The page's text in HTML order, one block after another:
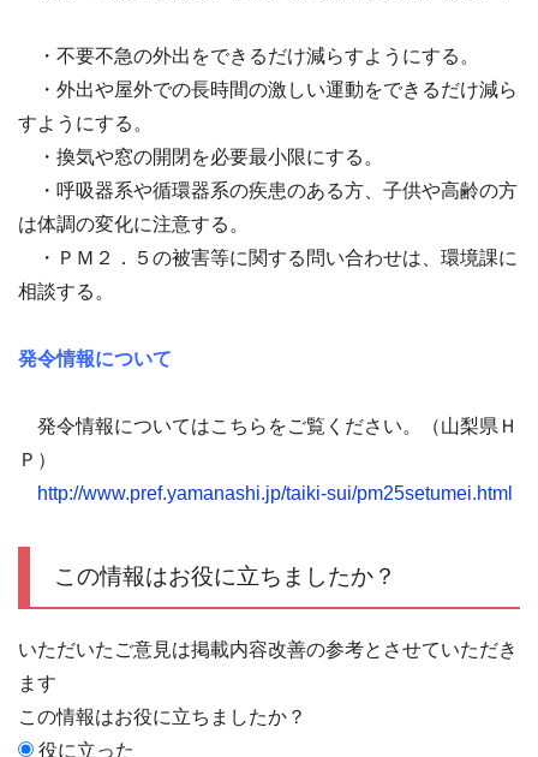
・不要不急の外出をできるだけ減らすようにする。
・外出や屋外での長時間の激しい運動をできるだけ減ら
すようにする。
・換気や窓の開閉を必要最小限にする。
・呼吸器系や循環器系の疾患のある方、子供や高齢の方
は体調の変化に注意する。
・ＰＭ２．５の被害等に関する問い合わせは、環境課に
相談する。
発令情報について
発令情報についてはこちらをご覧ください。（山梨県Ｈ
Ｐ）
http://www.pref.yamanashi.jp/taiki-sui/pm25setumei.html
この情報はお役に立ちましたか？
いただいたご意見は掲載内容改善の参考とさせていただき
ます
この情報はお役に立ちましたか？
役に立った